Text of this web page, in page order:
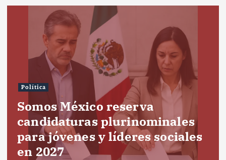
Política
Somos México reserva
candidaturas plurinominales
para jóvenes y líderes sociales
en 2027